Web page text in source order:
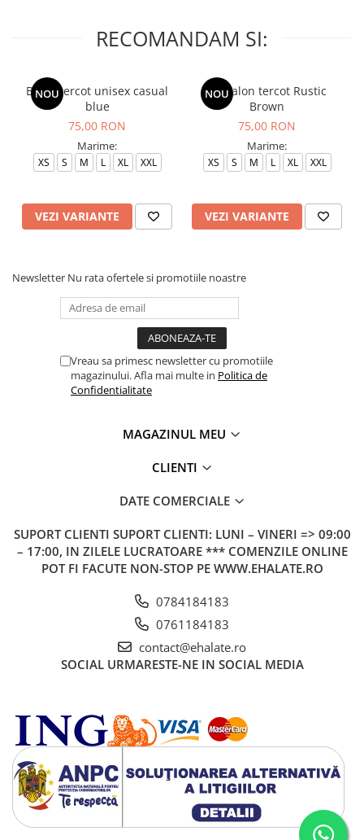
RECOMANDAM SI:
NOU
Bluza tercot unisex casual
blue
75,00 RON
Marime:
XS S M L XL XXL
VEZI VARIANTE
NOU
Pantalon tercot Rustic
Brown
75,00 RON
Marime:
XS S M L XL XXL
VEZI VARIANTE
Newsletter Nu rata ofertele si promotiile noastre
Vreau sa primesc newsletter cu promotiile
magazinului. Afla mai multe in Politica de
Confidentialitate
MAGAZINUL MEU
CLIENTI
DATE COMERCIALE
SUPORT CLIENTI SUPORT CLIENTI: LUNI – VINERI => 09:00
– 17:00, IN ZILELE LUCRATOARE *** COMENZILE ONLINE
POT FI FACUTE NON-STOP PE WWW.EHALATE.RO
0784184183
0761184183
contact@ehalate.ro
SOCIAL URMARESTE-NE IN SOCIAL MEDIA